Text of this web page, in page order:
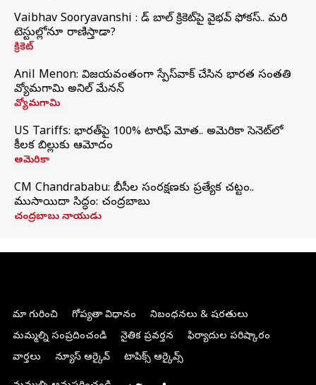
Vaibhav Sooryavanshi : రెడ్ బాల్ క్రికెట్‌పై వైభవ్ ఫోకస్.. మరి
టెస్టుల్లోనూ రాణిస్తాడా?
క్రికెట్
Anil Menon: విజయవంతంగా స్పేస్‌వాక్‌ చేసిన భారత సంతతి
వ్యోమగామి అనిల్‌ మేనన్
వ్యోమగామి
US Tariffs: భారత్‌పై 100% టారిఫ్‌ మోత.. అమెరికా సెనెట్‌లో
కీలక బిల్లుకు ఆమోదం
అమెరికా
CM Chandrababu: బీసీల సంరక్షణకు ప్రత్యేక చట్టం..
ముసాయిదా సిద్ధం: చంద్రబాబు
చంద్రబాబు నాయుడు
మా గురించి గోప్యతా విధానం
నిబంధనలు & షరతులు
మమ్మల్ని సంప్రదించండి
నైతిక ప్రవర్తన
ఫిర్యాదుల పరిష్కారం
వార్తలు
న్యూస్ ఆర్కైవ్ టాపిక్స్ ఆర్కైవ్స్